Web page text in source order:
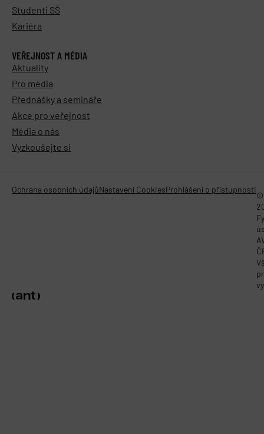
Studenti SŠ
Kariéra
VEŘEJNOST A MÉDIA
Aktuality
Pro média
Přednášky a semináře
Akce pro veřejnost
Média o nás
Vyzkoušejte si
©
Ochrana osobních údajůNastavení CookiesProhlášení o přístupnosti